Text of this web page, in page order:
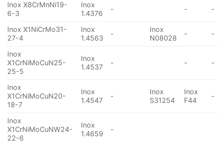
Inox X8CrMnNi19-
6-3
Inox
1.4376
- - -
Inox X1NiCrMo31-
27-4
Inox
1.4563
-
Inox
N08028
- -
Inox
X1CrNiMoCuN25-
25-5
Inox
1.4537
- - -
Inox
X1CrNiMoCuN20-
18-7
Inox
1.4547
-
Inox
S31254
Inox
F44
-
Inox
X1CrNiMoCuNW24-
22-6
Inox
1.4659
-